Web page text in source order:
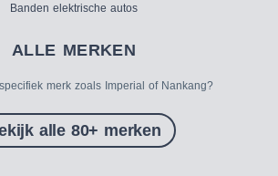
Banden elektrische autos
ALLE MERKEN
merk zoals Imperial of Nankang?
alle 80+ merken